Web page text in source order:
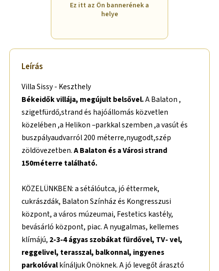
Ez itt az Ön bannerének a
helye
Leírás
Villa Sissy - Keszthely
Békeidők villája, megújult belsővel.A Balaton ,
szigetfürdő,strand és hajóállomás közvetlen
közelében ,a Helikon –parkkal szemben ,a vasút és
buszpályaudvarról 200 méterre,nyugodt,szép
zöldövezetben.A Balaton és a Városi strand
150méterre található.
KÖZELÜNKBEN: a sétálóutca, jó éttermek,
cukrászdák, Balaton Színház és Kongresszusi
központ, a város múzeumai, Festetics kastély,
bevásárló központ, piac. A nyugalmas, kellemes
klímájú, 2-3-4 ágyas szobákat fürdővel, TV- vel,
reggelivel, terasszal, balkonnal, ingyenes
parkolóvalkínáljuk Önöknek. A jó levegőt árasztó